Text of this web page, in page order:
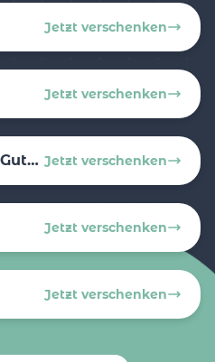
Jetzt verschenken
Jetzt verschenken
Frankfurt Am Main Gutschein Jetzt verschenken
Jetzt verschenken
Jetzt verschenken